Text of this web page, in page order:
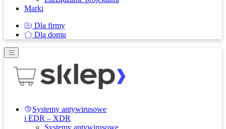
Marki
Dla firmy
Dla domu
Systemy antywirusowe
i EDR – XDR
Systemy antywirusowe